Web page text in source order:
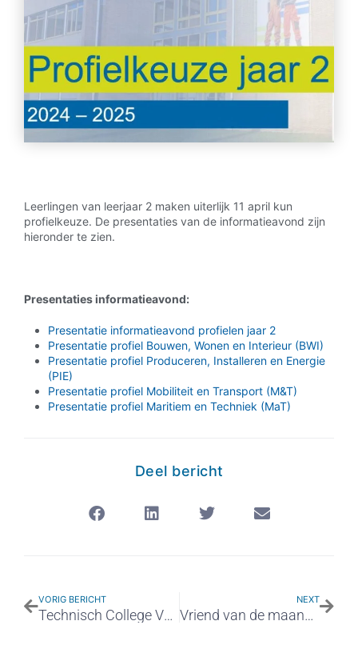
Leerlingen van leerjaar 2 maken uiterlijk 11 april kun
profielkeuze. De presentaties van de informatieavond zijn
hieronder te zien.
Presentaties informatieavond:
Presentatie informatieavond profielen jaar 2
Presentatie profiel Bouwen, Wonen en Interieur (BWI)
Presentatie profiel Produceren, Installeren en Energie
(PIE)
Presentatie profiel Mobiliteit en Transport (M&T)
Presentatie profiel Maritiem en Techniek (MaT)
Deel bericht
VORIG BERICHT
Technisch College Velsen gaat voor duurzame energie!!
NEXT
Vriend van de maand: Bouwmensen KZW